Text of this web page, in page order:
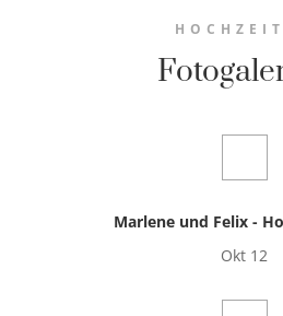
Marlene und Felix -
Okt 12